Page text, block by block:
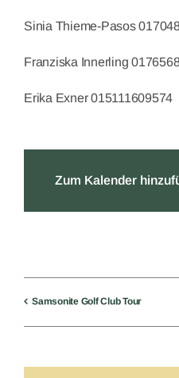
Sinia Thieme-Pasos
Franziska Innerling
Erika Exner 015111609574
Zum Kalender
Samsonite Golf Club Tour